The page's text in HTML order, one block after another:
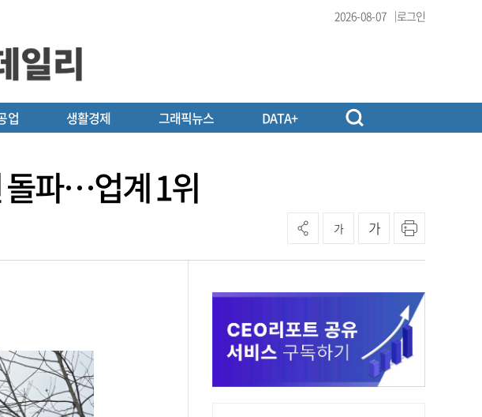
2026-08-07 로그인
업 생활경제 그래픽뉴스 DATA+
돌파…업계 1위
가 가